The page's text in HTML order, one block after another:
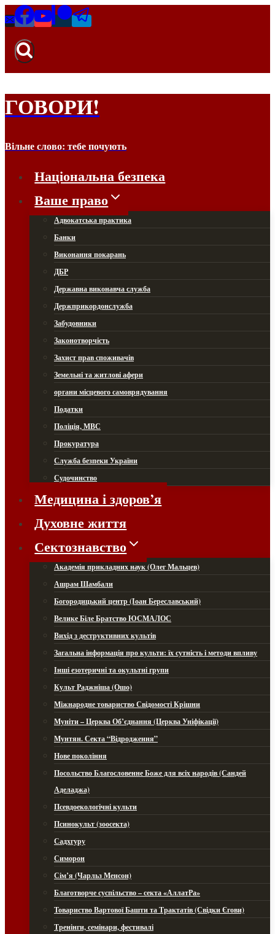
Перейти
до
вмісту
ГОВОРИ!
Вільне слово: тебе почують
Національна безпека
Ваше право
Адвокатська практика
Банки
Виконання покарань
ДБР
Державна виконавча служба
Держприкордонслужба
Забудовники
Законотворчість
Захист прав споживачів
Земельні та житлові афери
органи місцевого самоврядування
Податки
Поліція, МВС
Прокуратура
Служба безпеки України
Судочинство
Медицина і здоров’я
Духовне життя
Сектознавство
Академія прикладних наук (Олег Мальцев)
Ашрам Шамбали
Богородицький центр (Іоан Береславський)
Велике Біле Братство ЮСМАЛОС
Вихід з деструктивних культів
Загальна інформація про культи: їх сутність і методи впливу
Інші езотеричні та окультні групи
Культ Раджніша (Ошо)
Міжнародне товариство Свідомості Крішни
Муніти – Церква Об’єднання (Церква Уніфікації)
Мунтян. Секта “Відродження”
Нове покоління
Посольство Благословенне Боже для всіх народів (Сандей
Аделаджа)
Псевдоекологічні культи
Псинокульт (зоосекта)
Садхгуру
Симорон
Сім’я (Чарльз Менсон)
Благотворче суспільство – секта «АллатРа»
Товариство Вартової Башти та Трактатів (Свідки Єгови)
Тренінги, семінари, фестивалі